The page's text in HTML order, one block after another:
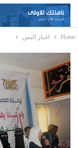
Home اخبار اليمن